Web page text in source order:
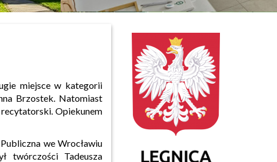
miejsce w kategorii
Brzostek. Natomiast
Opiekunem
we Wrocławiu
twórczości Tadeusza